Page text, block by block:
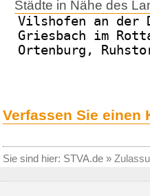
Städte in Nähe des
Vilshofen an der
Griesbach im
Ortenburg,
Verfassen Sie einen
Sie sind hier: STVA.de »